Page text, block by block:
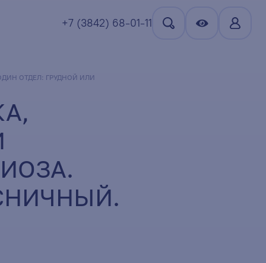
+7 (3842) 68-01-11
ОТДЕЛ: ГРУДНОЙ ИЛИ